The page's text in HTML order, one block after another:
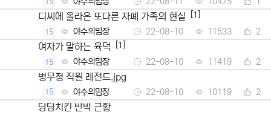
디씨에 올라온 또다른 자폐 가족의 현실 [1]
15 야수의밈장 22-08-10 11533 2
여자가 말하는 육덕 [1]
15 야수의밈장 22-08-10 11419 2
병무청 직원 레전드.jpg
15 야수의밈장 22-08-10 10119 2
당당치킨 반박 근황